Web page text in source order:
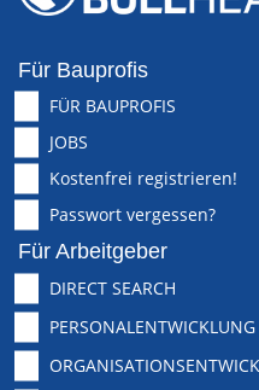
Für Bauprofis
FÜR BAUPROFIS
JOBS
Kostenfrei registrieren!
Passwort vergessen?
Für Arbeitgeber
DIRECT SEARCH
PERSONALENTWICKLUNG